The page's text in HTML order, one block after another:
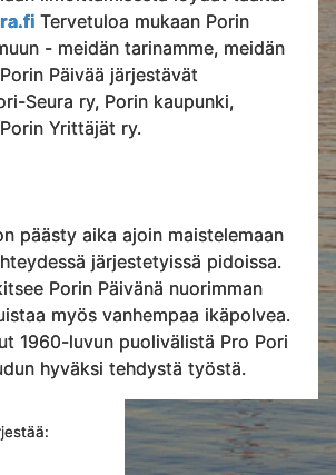
Tervetuloa mukaan Porin
- meidän tarinamme, meidän
Päivää järjestävät
Seura ry, Porin kaupunki,
Yrittäjät ry.
päästy aika ajoin maistelemaan
järjestetyissä pidoissa.
Porin Päivänä nuorimman
myös vanhempaa ikäpolvea.
1960-luvun puolivälistä Pro Pori
hyväksi tehdystä työstä.